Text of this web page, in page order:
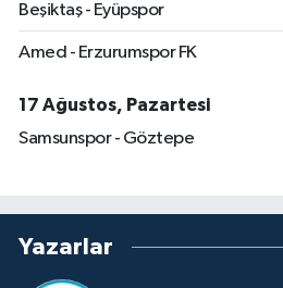
Beşiktaş - Eyüpspor
Amed - Erzurumspor FK
17 Ağustos, Pazartesi
Samsunspor - Göztepe
Yazarlar